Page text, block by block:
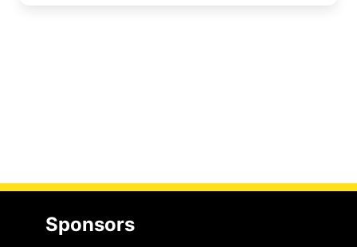
Sponsors